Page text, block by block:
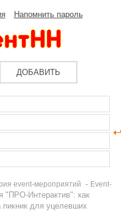
Напомнить пароль
ДОБАВИТЬ
event-мероприятий - Event-
"ПРО-Интерактив": как
пикник для уцелевших